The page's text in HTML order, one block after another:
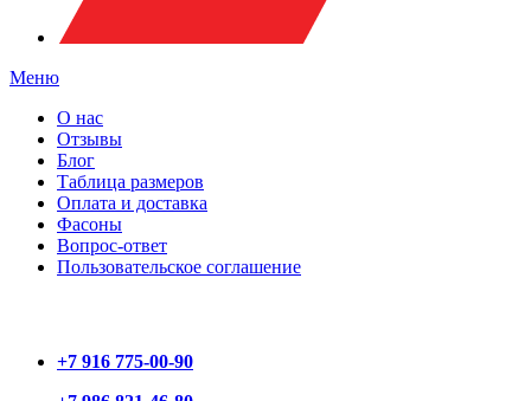
Меню
О нас
Отзывы
Блог
Таблица размеров
Оплата и доставка
Фасоны
Вопрос-ответ
Пользовательское соглашение
+7 916 775-00-90